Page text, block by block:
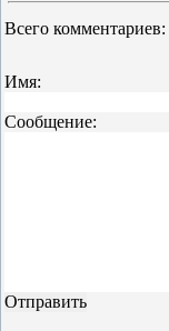
Всего комментариев:
Имя:
Сообщение: